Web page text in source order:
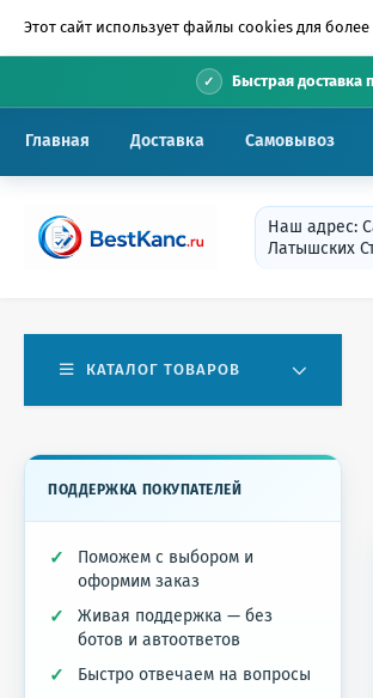
Этот сайт использует файлы cookies для
Быстрая доставка
Главная Доставка Самовывоз
Наш адрес:
Латышских
КАТАЛОГ ТОВАРОВ
ПОДДЕРЖКА ПОКУПАТЕЛЕЙ
Поможем с выбором и
оформим заказ
Живая поддержка — без
ботов и автоответов
Быстро отвечаем на вопросы